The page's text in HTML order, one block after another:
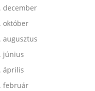
december
október
augusztus
június
április
február